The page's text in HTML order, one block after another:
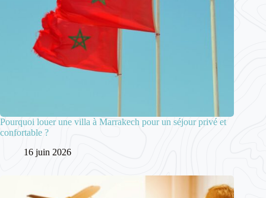
Pourquoi louer une villa à Marrakech pour un séjour privé et
confortable ?
16 juin 2026